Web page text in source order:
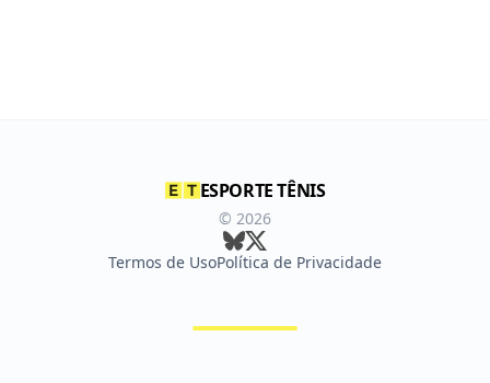
ESPORTE TÊNIS
© 2026
Termos de UsoPolítica de Privacidade